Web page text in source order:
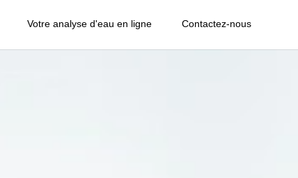
Votre analyse d'eau en ligne Contactez-nous